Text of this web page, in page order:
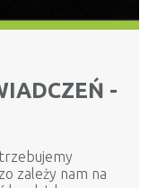
-
zależy nam na